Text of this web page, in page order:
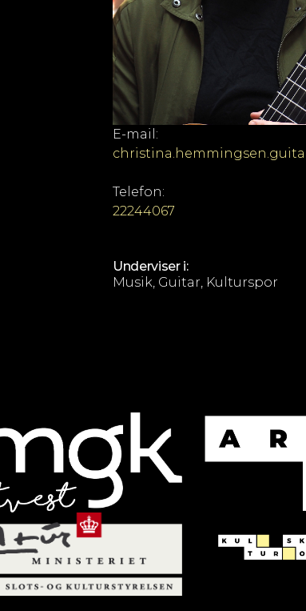
E-mail:
Telefon:
22244067
Underviser i:
Musik, Guitar, Kulturspor